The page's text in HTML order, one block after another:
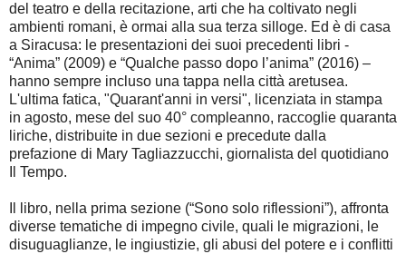
del teatro e della recitazione, arti che ha coltivato negli
ambienti romani, è ormai alla sua terza silloge. Ed è di casa
a Siracusa: le presentazioni dei suoi precedenti libri -
“Anima” (2009) e “Qualche passo dopo l’anima” (2016) –
hanno sempre incluso una tappa nella città aretusea.
L'ultima fatica, "Quarant'anni in versi", licenziata in stampa
in agosto, mese del suo 40° compleanno, raccoglie quaranta
liriche, distribuite in due sezioni e precedute dalla
prefazione di Mary Tagliazzucchi, giornalista del quotidiano
Il Tempo.
Il libro, nella prima sezione (“Sono solo riflessioni”), affronta
diverse tematiche di impegno civile, quali le migrazioni, le
disuguaglianze, le ingiustizie, gli abusi del potere e i conflitti